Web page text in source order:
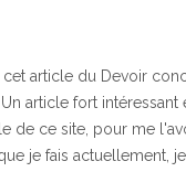
article du Devoir
article fort intéressant
de ce site, pour me
je fais actuellement,